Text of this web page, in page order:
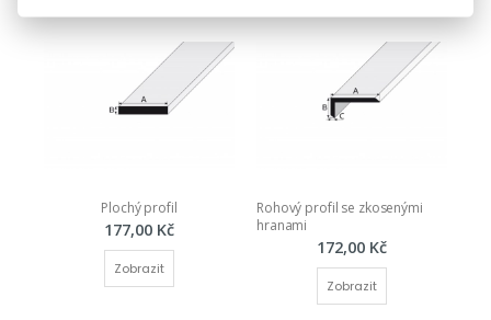
Plochý profil
177,00 Kč
Zobrazit
Rohový profil se zkosenými
hranami
172,00 Kč
Zobrazit